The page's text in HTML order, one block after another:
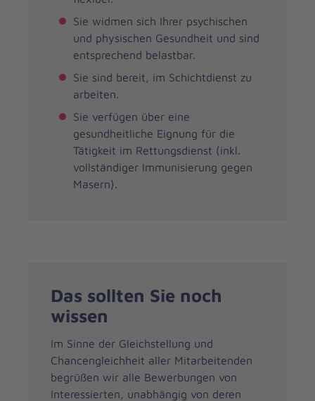
Sie widmen sich Ihrer psychischen
und physischen Gesundheit und sind
entsprechend belastbar.
Sie sind bereit, im Schichtdienst zu
arbeiten.
Sie verfügen über eine
gesundheitliche Eignung für die
Tätigkeit im Rettungsdienst (inkl.
vollständiger Immunisierung gegen
Masern).
Das sollten Sie noch
wissen
Im Sinne der Gleichstellung und
Chancengleichheit aller Mitarbeitenden
begrüßen wir alle Bewerbungen von
Interessierten, unabhängig von deren